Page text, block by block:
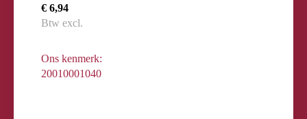
€ 6,94
Btw excl.
Ons kenmerk:
20010001040